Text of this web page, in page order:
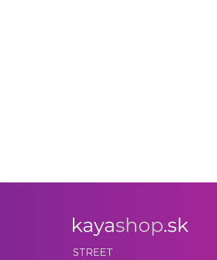
STREET